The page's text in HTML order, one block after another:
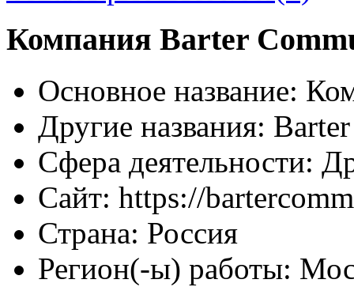
Компания Barter
Основное название:
Другие названия:
Сфера деятельности:
Сайт: https://
Страна: Россия
Регион(-ы) работы: